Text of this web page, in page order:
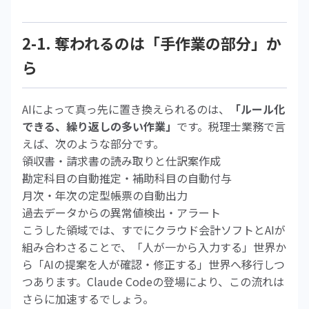
2-1. 奪われるのは「手作業の部分」か
ら
AIによって真っ先に置き換えられるのは、
「ルール化
できる、繰り返しの多い作業」 です。税理士業務で言
えば、次のような部分です。
領収書・請求書の読み取りと仕訳案作成
勘定科目の自動推定・補助科目の自動付与
月次・年次の定型帳票の自動出力
過去データからの異常値検出・アラート
こうした領域では、すでにクラウド会計ソフトとAIが
組み合わさることで、「人が一から入力する」世界か
ら「AIの提案を人が確認・修正する」世界へ移行しつ
つあります。Claude Codeの登場により、この流れは
さらに加速するでしょう。